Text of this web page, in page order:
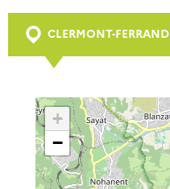
CLERMONT-FERRAND
+
−